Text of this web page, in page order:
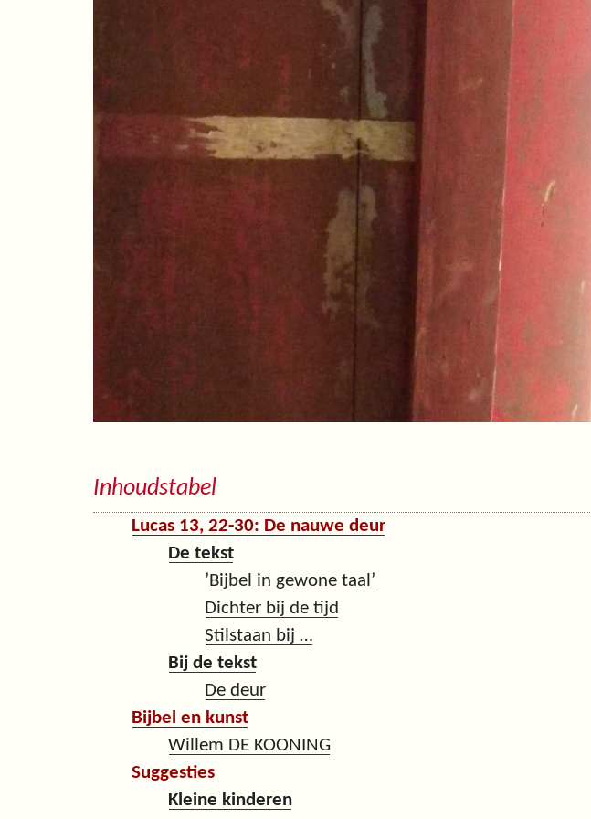
Inhoudstabel
Lucas 13, 22-30: De nauwe deur
De tekst
’Bijbel in gewone taal’
Dichter bij de tijd
Stilstaan bij …
Bij de tekst
De deur
Bijbel en kunst
Willem DE KOONING
Suggesties
Kleine kinderen